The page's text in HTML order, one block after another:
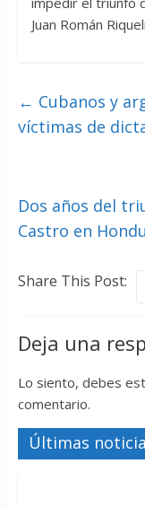
Juan Román
← Cubanos y
víctimas de
Dos años del
Castro en
Share This Post:
Deja una
Lo siento, debes
comentario.
Últimas